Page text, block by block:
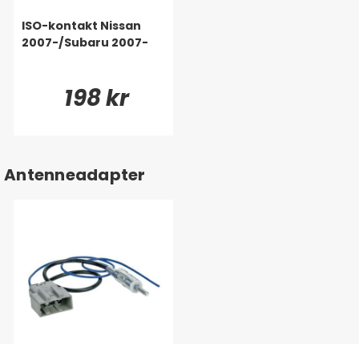
ISO-kontakt Nissan
2007-/Subaru 2007-
198 kr
Antenneadapter